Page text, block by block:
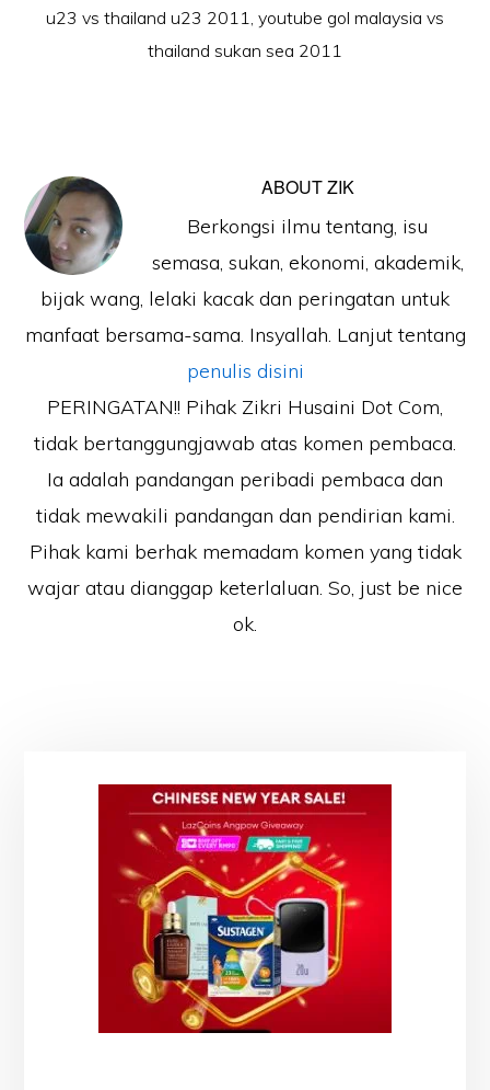
u23 vs thailand u23 2011, youtube gol malaysia vs
thailand sukan sea 2011
ABOUTZIK
Berkongsi ilmu tentang, isu
semasa, sukan, ekonomi, akademik,
bijak wang, lelaki kacak dan peringatan untuk
manfaat bersama-sama. Insyallah. Lanjut tentang
penulis disini
PERINGATAN!! Pihak Zikri Husaini Dot Com,
tidak bertanggungjawab atas komen pembaca.
Ia adalah pandangan peribadi pembaca dan
tidak mewakili pandangan dan pendirian kami.
Pihak kami berhak memadam komen yang tidak
wajar atau dianggap keterlaluan. So, just be nice
ok.